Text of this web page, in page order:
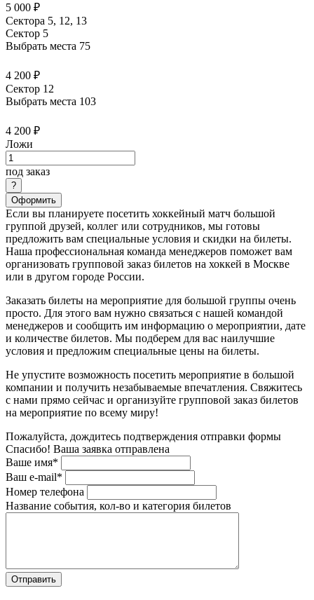
5 000 ₽
Сектора 5, 12, 13
Сектор 5
Выбрать места 75
4 200 ₽
Сектор 12
Выбрать места 103
4 200 ₽
Ложи
под заказ
Оформить
Если вы планируете посетить хоккейный матч большой
группой друзей, коллег или сотрудников, мы готовы
предложить вам специальные условия и скидки на билеты.
Наша профессиональная команда менеджеров поможет вам
организовать групповой заказ билетов на хоккей в Москве
или в другом городе России.
Заказать билеты на мероприятие для большой группы очень
просто. Для этого вам нужно связаться с нашей командой
менеджеров и сообщить им информацию о мероприятии, дате
и количестве билетов. Мы подберем для вас наилучшие
условия и предложим специальные цены на билеты.
Не упустите возможность посетить мероприятие в большой
компании и получить незабываемые впечатления. Свяжитесь
с нами прямо сейчас и организуйте групповой заказ билетов
на мероприятие по всему миру!
Пожалуйста, дождитесь подтверждения отправки формы
Спасибо! Ваша заявка отправлена
Ваше имя*
Ваш e-mail*
Номер телефона
Название события, кол-во и категория билетов